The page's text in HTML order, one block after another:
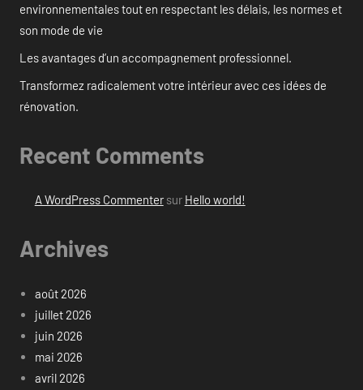
environnementales tout en respectant les délais, les normes et
son mode de vie
Les avantages d’un accompagnement professionnel.
Transformez radicalement votre intérieur avec ces idées de
rénovation.
Recent Comments
A WordPress Commentersur Hello world!
Archives
août 2026
juillet 2026
juin 2026
mai 2026
avril 2026